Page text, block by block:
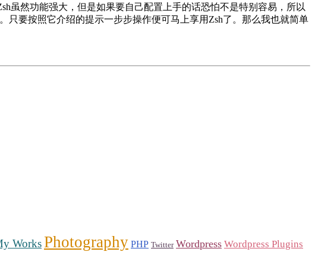
虽然功能强大，但是如果要自己配置上手的话恐怕不是特别容易，所以
只要按照它介绍的提示一步步操作便可马上享用Zsh了。那么我也就简单
WorksPhotography PHP Twitter Wordpress Wordpress Plugins